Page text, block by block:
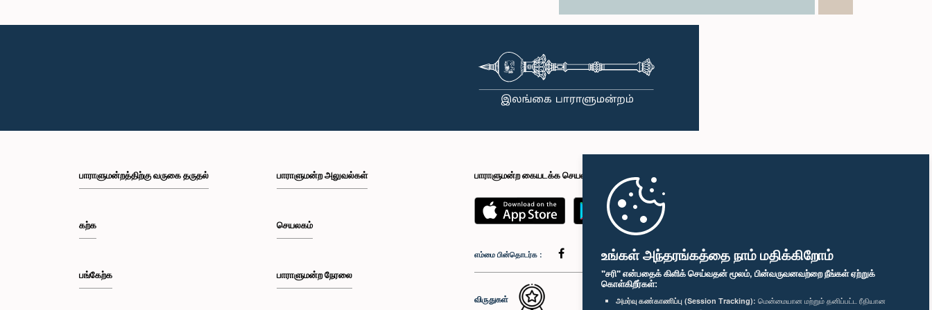
உங்கள் அந்தரங்கத்தை நாம் மதிக்கிறோம்
"சரி" என்பதைக் கிளிக் செய்வதன் மூலம், பின்வருவனவற்றை நீங்கள் ஏற்றுக்
கொள்கிறீர்கள்:
அமர்வு கண்காணிப்பு (Session Tracking): மென்மையான மற்றும் தனிப்பட்ட ரீதியான
பாராளுமன்றத்திற்கு வருகை தருதல்
கற்க
பங்கேற்க
பாராளுமன்ற அலுவல்கள்
செயலகம்
பாராளுமன்ற நேரலை
பாராளுமன்ற கையடக்க செயலி
எம்மை பின்தொடர்க :
விருதுகள்